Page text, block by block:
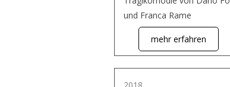
und Franca Rame
mehr erfahren